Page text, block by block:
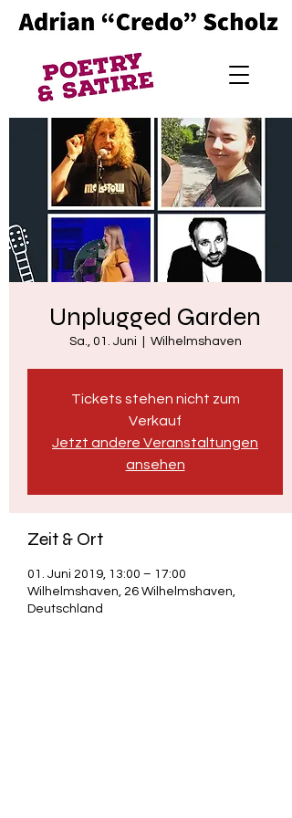
Unplugged Garden
Sa., 01. Juni Wilhelmshaven
Tickets stehen nicht zum
Verkauf
Jetzt andere Veranstaltungen
ansehen
Zeit & Ort
01. Juni 2019, 13:00 – 17:00
Wilhelmshaven, 26 Wilhelmshaven,
Deutschland